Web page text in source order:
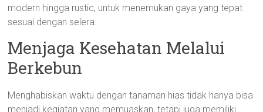
modern hingga rustic, untuk menemukan gaya yang tepat
sesuai dengan selera.
Menjaga Kesehatan Melalui
Berkebun
Menghabiskan waktu dengan tanaman hias tidak hanya bisa
menjadi kegiatan yang memuaskan, tetapi juga memiliki